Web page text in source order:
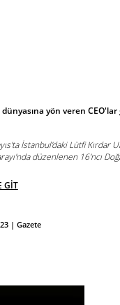
| Gazete
yön veren
İstanbul'daki Lütfi Kırdar
düzenlenen 16'ncı
GİT